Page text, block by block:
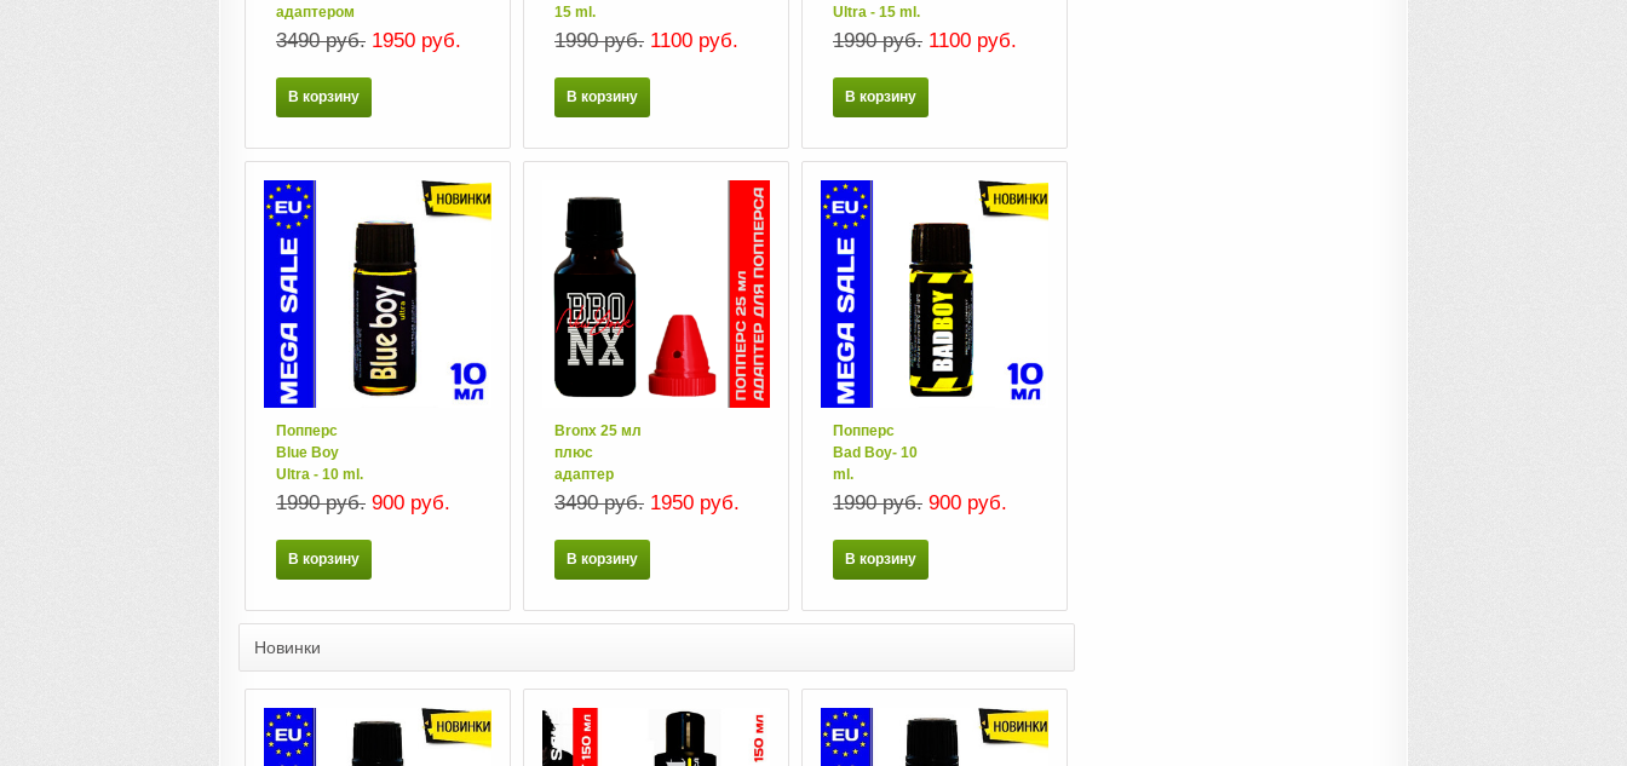
адаптером
3490 руб. 1950 руб.
В корзину
15 ml.
1990 руб. 1100 руб.
В корзину
Ultra - 15 ml.
1990 руб. 1100 руб.
В корзину
Попперс
Blue Boy
Ultra - 10 ml.
1990 руб. 900 руб.
В корзину
Bronx 25 мл
плюс
адаптер
3490 руб. 1950 руб.
В корзину
Попперс
Bаd Boy- 10
ml.
1990 руб. 900 руб.
В корзину
Новинки